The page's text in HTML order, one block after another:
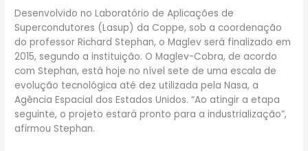
Desenvolvido no Laboratório de Aplicações de
Supercondutores (Lasup) da Coppe, sob a coordenação
do professor Richard Stephan, o Maglev será finalizado em
2015, segundo a instituição. O Maglev-Cobra, de acordo
com Stephan, está hoje no nível sete de uma escala de
evolução tecnológica até dez utilizada pela Nasa, a
Agência Espacial dos Estados Unidos. “Ao atingir a etapa
seguinte, o projeto estará pronto para a industrialização”,
afirmou Stephan.